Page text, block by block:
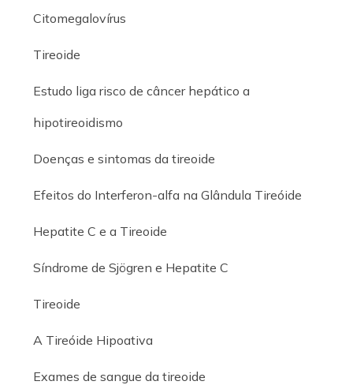
Citomegalovírus
Tireoide
Estudo liga risco de câncer hepático a
hipotireoidismo
Doenças e sintomas da tireoide
Efeitos do Interferon-alfa na Glândula Tireóide
Hepatite C e a Tireoide
Síndrome de Sjögren e Hepatite C
Tireoide
A Tireóide Hipoativa
Exames de sangue da tireoide